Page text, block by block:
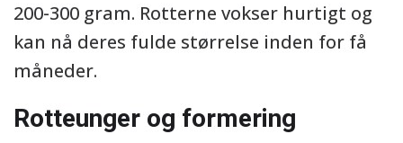
200-300 gram. Rotterne vokser hurtigt og
kan nå deres fulde størrelse inden for få
måneder.
Rotteunger og formering